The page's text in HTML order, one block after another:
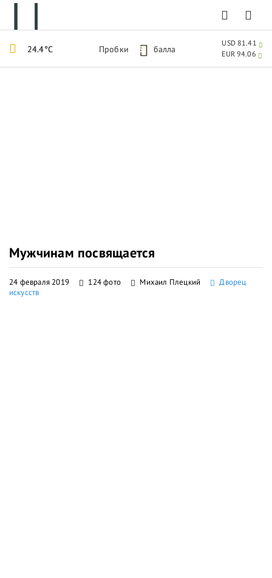
Мужчинам посвящается
24 февраля 2019 124 фото Михаил Плецкий
Дворец
искусств
24.4°C Пробки 5 балла
USD 81.41
EUR 94.06